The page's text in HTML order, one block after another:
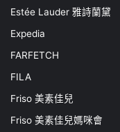
Estée Lauder 雅詩蘭黛
Expedia
FARFETCH
FILA
Friso 美素佳兒
Friso 美素佳兒媽咪會